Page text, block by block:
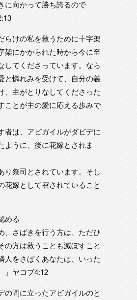
に向かって勝ち誇るので
らけの私を救うために十字架
架にかかられた時から今に至
してくださっています。なら
と憐れみを受けて、自分の義
、主がとりなしてくださった
ことが主の愛に応える歩みで
者は、アビガイルがダビデに
ように、後に花嫁とされま
り祭司とされています。そし
花嫁として召されていること
める
、さばきを行う方は、ただひ
の方は救うことも滅ぼすこと
人をさばくあなたは、いった
」ヤコブ4:12
の間に立ったアビガイルのと